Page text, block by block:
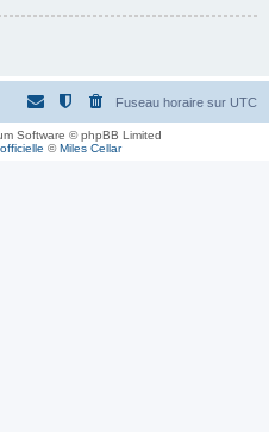
Fuseau horaire sur UTC
Software © phpBB Limited
©Miles Cellar